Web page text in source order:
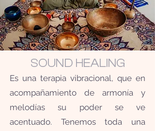
SOUND HEALING
Es una terapia vibracional, que en
acompañamiento de armonía y
melodías su poder se ve
acentuado. Tenemos toda una